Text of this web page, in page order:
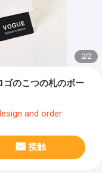
2/2
のこつの札のボー
and order
接触